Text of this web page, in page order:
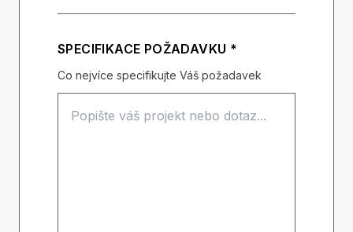
SPECIFIKACE POŽADAVKU *
Co nejvíce specifikujte Váš požadavek